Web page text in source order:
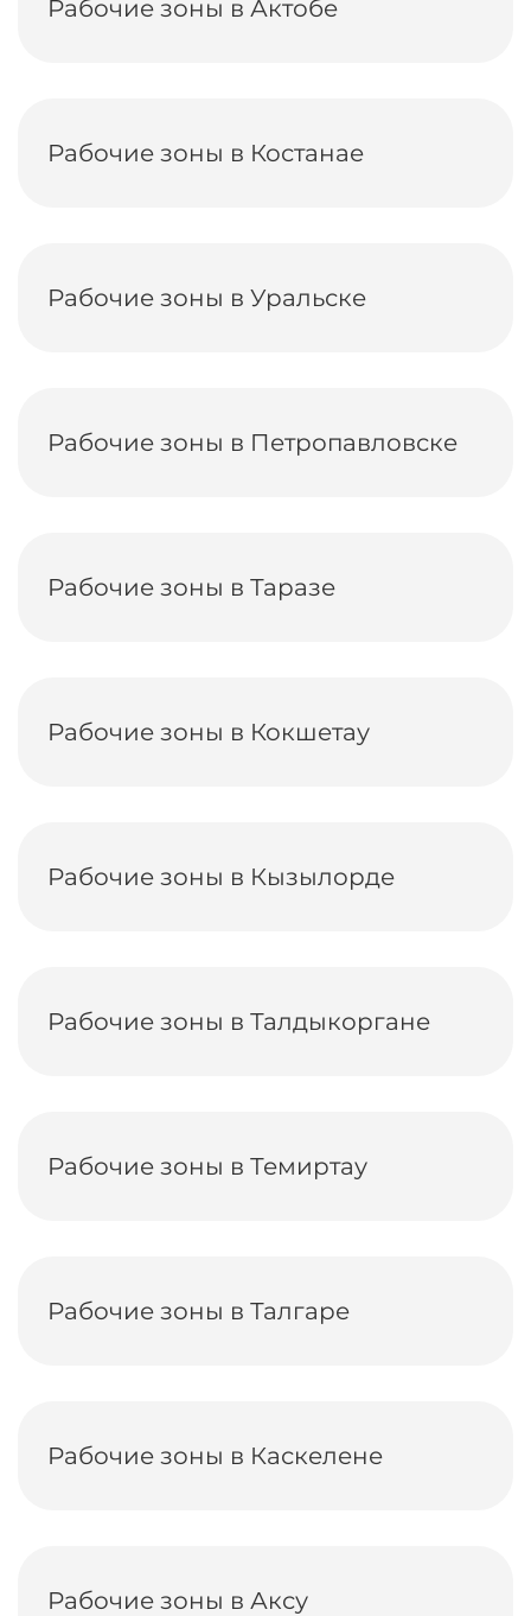
Рабочие зоны в Актобе
Рабочие зоны в Костанае
Рабочие зоны в Уральске
Рабочие зоны в Петропавловске
Рабочие зоны в Таразе
Рабочие зоны в Кокшетау
Рабочие зоны в Кызылорде
Рабочие зоны в Талдыкоргане
Рабочие зоны в Темиртау
Рабочие зоны в Талгаре
Рабочие зоны в Каскелене
Рабочие зоны в Аксу